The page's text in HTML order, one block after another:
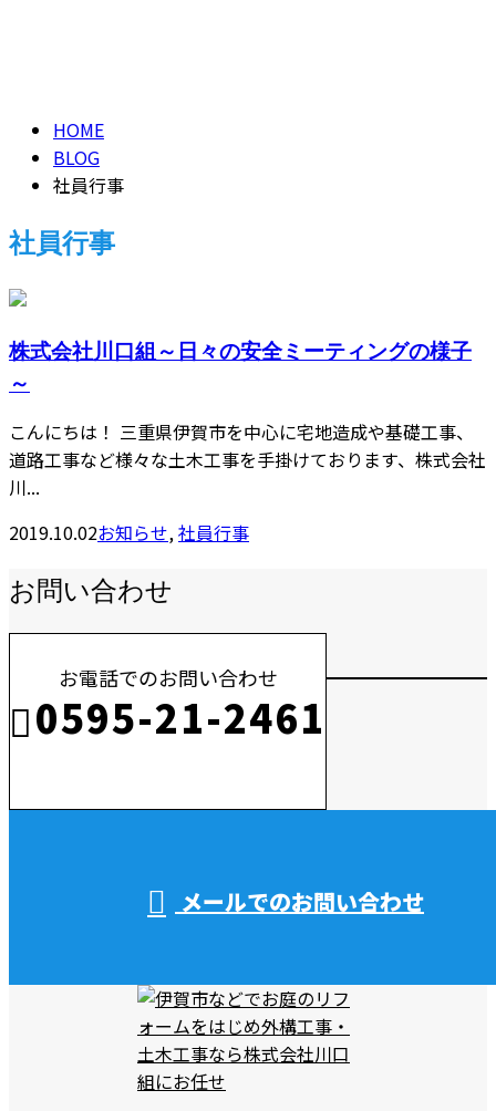
HOME
BLOG
社員行事
社員行事
株式会社川口組～日々の安全ミーティングの様子
～
こんにちは！ 三重県伊賀市を中心に宅地造成や基礎工事、
道路工事など様々な土木工事を手掛けております、株式会社
川...
2019.10.02お知らせ,社員行事
お問い合わせ
お電話でのお問い合わせ
0595-21-2461
メールでのお問い合わせ